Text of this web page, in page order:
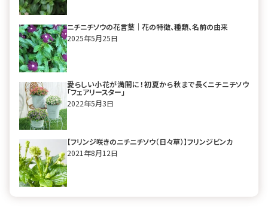
ニチニチソウの花言葉｜花の特徴、種類、名前の由来
2025年5月25日
愛らしい小花が満開に！初夏から秋まで長くニチニチソウ
「フェアリースター」
2022年5月3日
【フリンジ咲きのニチニチソウ（日々草）】フリンジビンカ
2021年8月12日